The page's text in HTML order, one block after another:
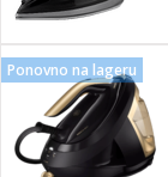
Ponovno na lageru